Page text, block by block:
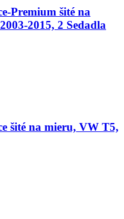
Premium šité na
2015, 2 Sedadla
šité na mieru, VW T5,